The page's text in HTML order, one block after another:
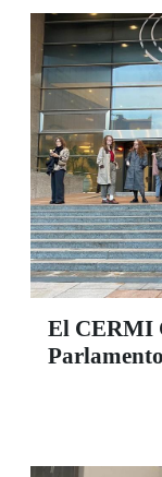
El CERMI